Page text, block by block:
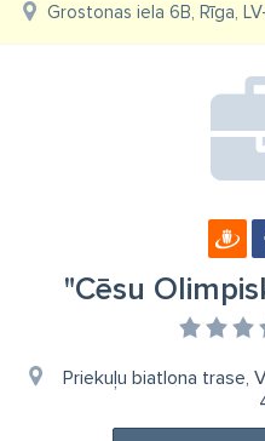
Grostonas iela 6B, Rīga,
"Cēsu
Priekuļu biatlona trase,